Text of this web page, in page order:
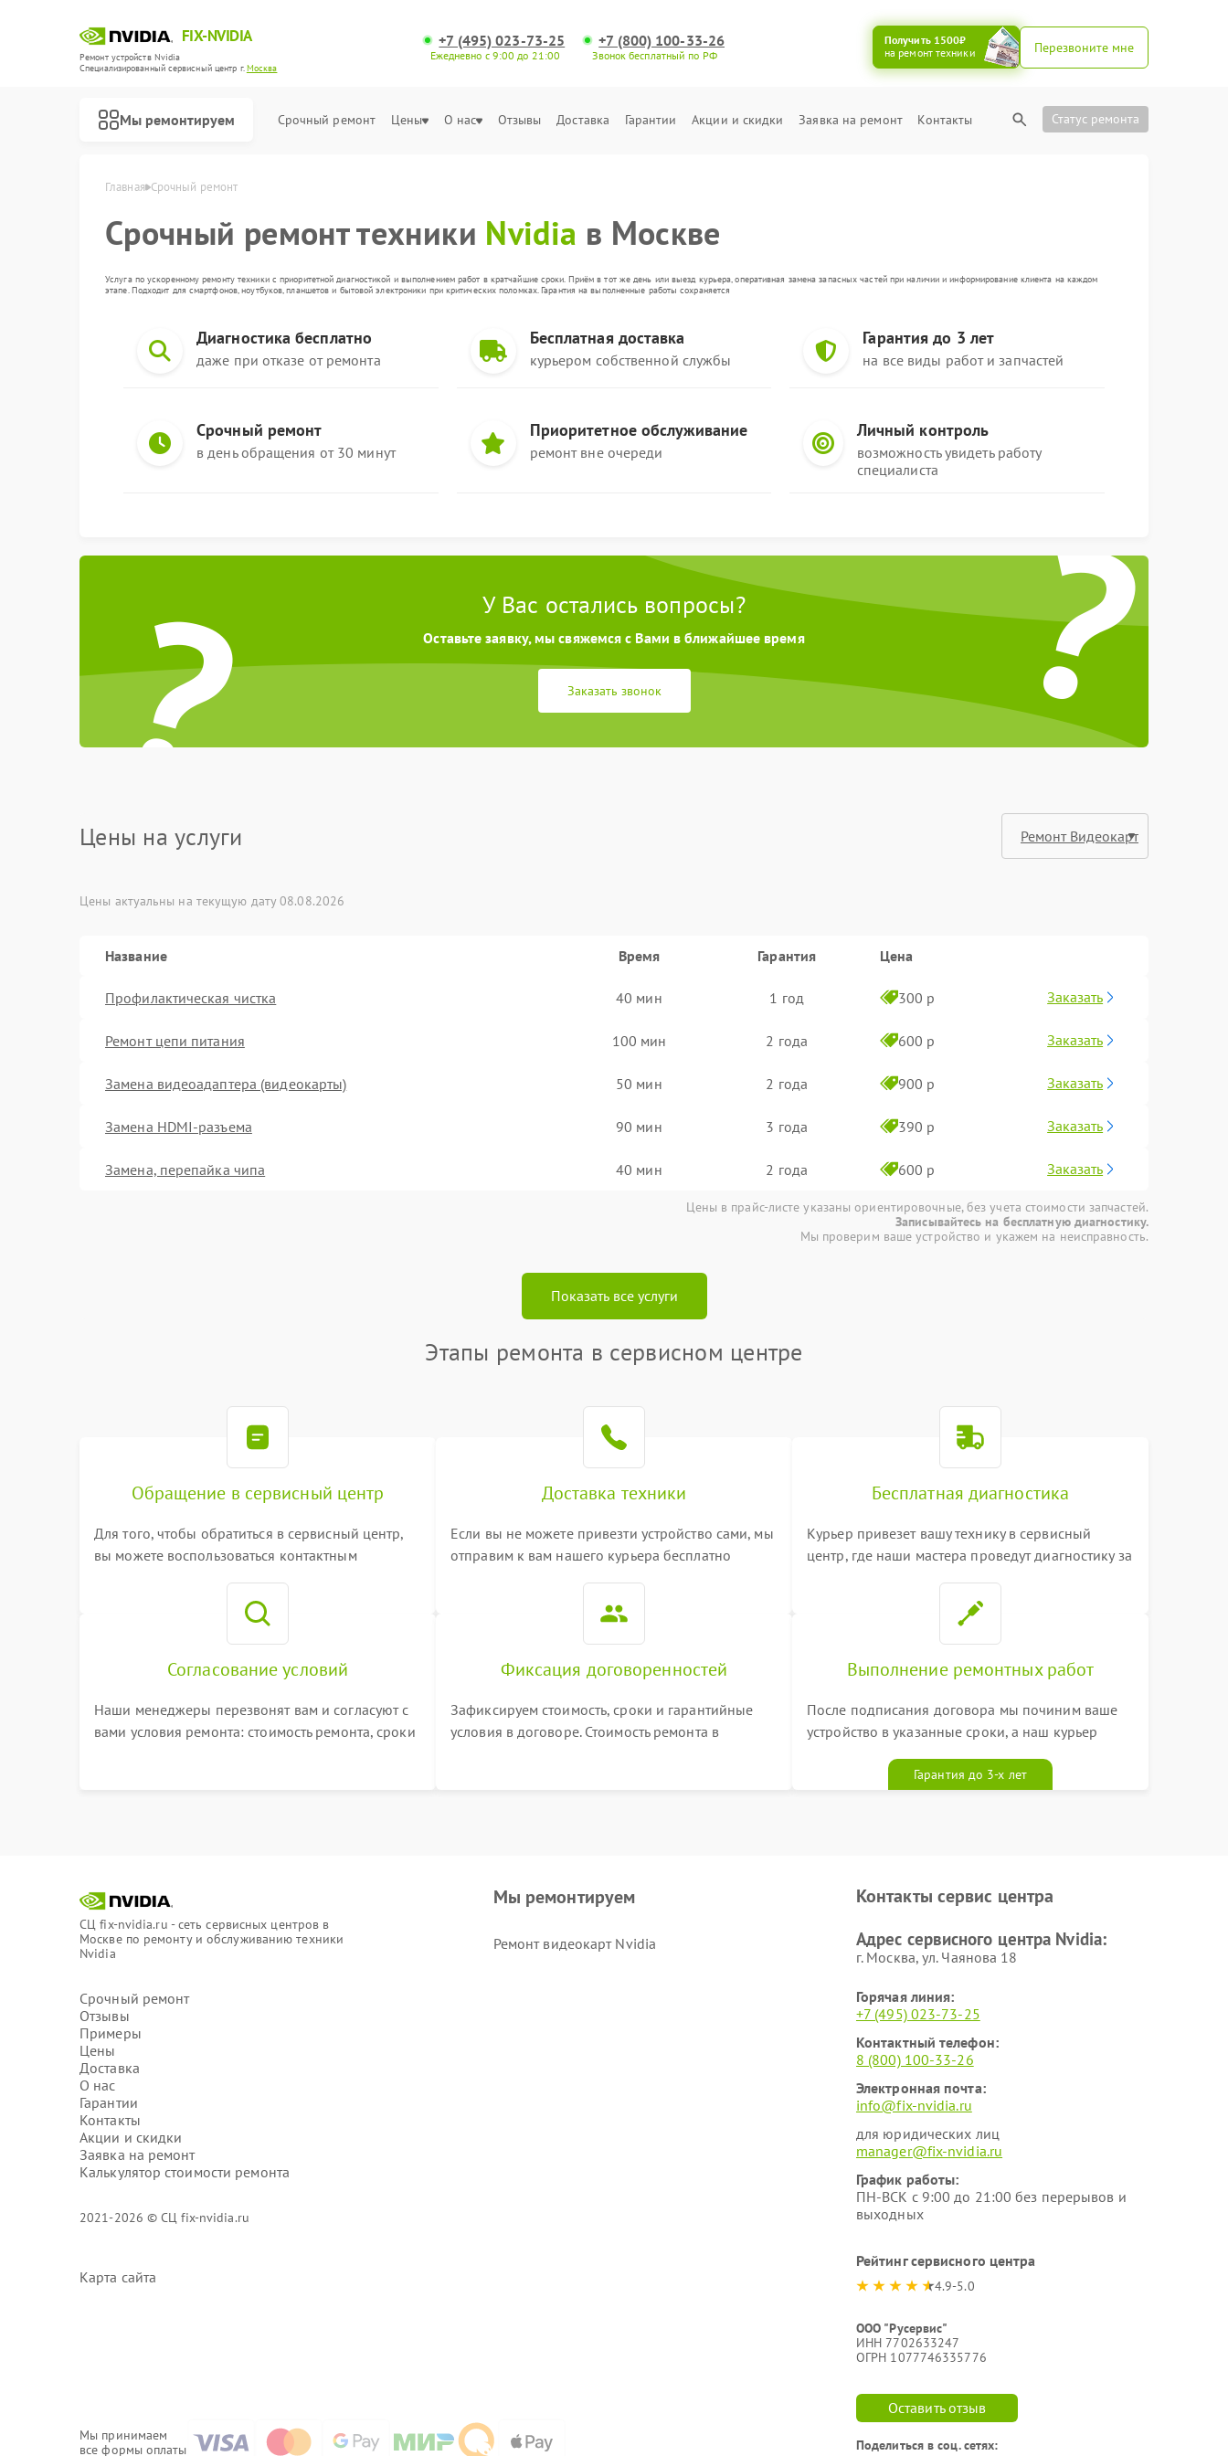
FIX-NVIDIA
Ремонт устройств Nvidia
Специализированный cервисный центр г.Москва
+7 (495) 023-73-25
Ежедневно с 9:00 до 21:00
+7 (800) 100-33-26
Звонок бесплатный по РФ
Получить 1500₽
на ремонт техники
Перезвоните мне
Мы ремонтируем Срочный ремонт Цены О нас Отзывы Доставка Гарантии Акции и скидки Заявка на ремонт Контакты Статус ремонта
Главная Срочный ремонт
Срочный ремонт техники Nvidia в Москве
Услуга по ускоренному ремонту техники с приоритетной диагностикой и выполнением работ в кратчайшие сроки. Приём в тот же день или выезд курьера, оперативная замена запасных частей при наличии и информирование клиента на каждом
этапе. Подходит для смартфонов, ноутбуков, планшетов и бытовой электроники при критических поломках. Гарантия на выполненные работы сохраняется
Диагностика бесплатно
даже при отказе от ремонта
Бесплатная доставка
курьером собственной службы
Гарантия до 3 лет
на все виды работ и запчастей
Срочный ремонт
в день обращения от 30 минут
Приоритетное обслуживание
ремонт вне очереди
Личный контроль
возможность увидеть работу
специалиста
? ?
У Вас остались вопросы?
Оставьте заявку, мы свяжемся с Вами в ближайшее время
Заказать звонок
Цены на услуги
Цены актуальны на текущую дату 08.08.2026
Название Время Гарантия Цена
Профилактическая чистка 40 мин 1 год 300 р Заказать
Ремонт цепи питания 100 мин 2 года 600 р Заказать
Замена видеоадаптера (видеокарты) 50 мин 2 года 900 р Заказать
Замена HDMI-разъема 90 мин 3 года 390 р Заказать
Замена, перепайка чипа 40 мин 2 года 600 р Заказать
Цены в прайс-листе указаны ориентировочные, без учета стоимости запчастей.
Записывайтесь на бесплатную диагностику.
Мы проверим ваше устройство и укажем на неисправность.
Показать все услуги
Этапы ремонта в сервисном центре
Обращение в сервисный центр
Для того, чтобы обратиться в сервисный центр,
вы можете воспользоваться контактным
номер телефона на сайте
Доставка техники
Если вы не можете привезти устройство сами, мы
отправим к вам нашего курьера бесплатно
Бесплатная диагностика
Курьер привезет вашу технику в сервисный
центр, где наши мастера проведут диагностику за
Согласование условий
Наши менеджеры перезвонят вам и согласуют с
вами условия ремонта: стоимость ремонта, сроки
Фиксация договоренностей
Зафиксируем стоимость, сроки и гарантийные
условия в договоре. Стоимость ремонта в
Выполнение ремонтных работ
После подписания договора мы починим ваше
устройство в указанные сроки, а наш курьер
талоном бесплатноГарантия до 3-х лет
СЦ fix-nvidia.ru - сеть сервисных центров в
Москве по ремонту и обслуживанию техники
Nvidia
Срочный ремонт
Отзывы
Примеры
Цены
Доставка
О нас
Гарантии
Контакты
Акции и скидки
Заявка на ремонт
Калькулятор стоимости ремонта
2021-2026 © СЦ fix-nvidia.ru
Карта сайта
Мы принимаем
все формы оплаты
Мы ремонтируем
Ремонт видеокарт Nvidia
Контакты сервис центра
Адрес сервисного центра Nvidia:
г. Москва, ул. Чаянова 18
Горячая линия:
+7 (495) 023-73-25
Контактный телефон:
8 (800) 100-33-26
Электронная почта:
info@fix-nvidia.ru
для юридических лиц
manager@fix-nvidia.ru
График работы:
ПН-ВСК с 9:00 до 21:00 без перерывов и
выходных
Рейтинг сервисного центра
4.9-5.0
ООО "Русервис"
ИНН 7702633247
ОГРН 1077746335776
Оставить отзыв
Поделиться в соц. сетях: